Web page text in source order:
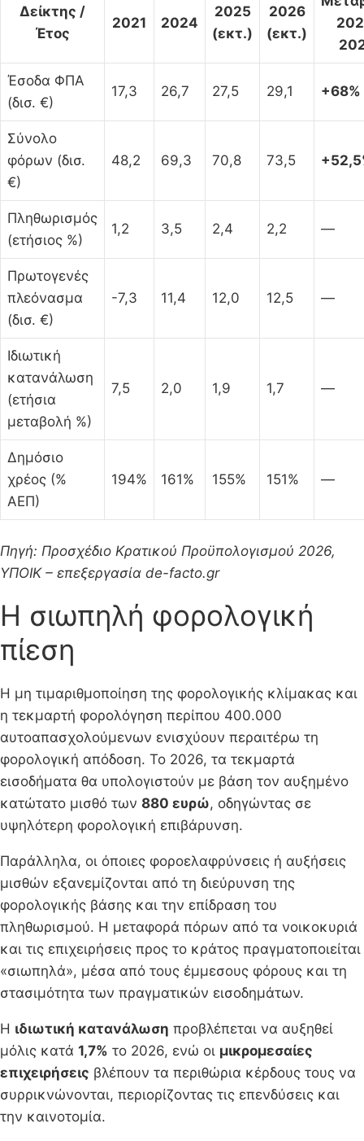
Δείκτης /
Έτος
2021 2024
2025
(εκτ.)
2026
(εκτ.)
Έσοδα ΦΠΑ
(δισ. €)
17,3 26,7 27,5 29,1 +68%
Σύνολο
φόρων (δισ.
€)
48,2 69,3 70,8 73,5
Πληθωρισμός
(ετήσιος %)
1,2 3,5 2,4 2,2 —
Πρωτογενές
πλεόνασμα
(δισ. €)
-7,3 11,4 12,0 12,5 —
Ιδιωτική
κατανάλωση
(ετήσια
μεταβολή %)
7,5 2,0 1,9 1,7 —
Δημόσιο
χρέος (%
ΑΕΠ)
194% 161% 155% 151% —
Πηγή: Προσχέδιο Κρατικού Προϋπολογισμού 2026,
ΥΠΟΙΚ – επεξεργασία de-facto.gr
Η σιωπηλή φορολογική
πίεση
Η μη τιμαριθμοποίηση της φορολογικής κλίμακας και
η τεκμαρτή φορολόγηση περίπου 400.000
αυτοαπασχολούμενων ενισχύουν περαιτέρω τη
φορολογική απόδοση. Το 2026, τα τεκμαρτά
εισοδήματα θα υπολογιστούν με βάση τον αυξημένο
κατώτατο μισθό των 880 ευρώ, οδηγώντας σε
υψηλότερη φορολογική επιβάρυνση.
Παράλληλα, οι όποιες φοροελαφρύνσεις ή αυξήσεις
μισθών εξανεμίζονται από τη διεύρυνση της
φορολογικής βάσης και την επίδραση του
πληθωρισμού. Η μεταφορά πόρων από τα νοικοκυριά
και τις επιχειρήσεις προς το κράτος πραγματοποιείται
«σιωπηλά», μέσα από τους έμμεσους φόρους και τη
στασιμότητα των πραγματικών εισοδημάτων.
Η ιδιωτική κατανάλωση προβλέπεται να αυξηθεί
μόλις κατά 1,7% το 2026, ενώ οι μικρομεσαίες
επιχειρήσεις βλέπουν τα περιθώρια κέρδους τους να
συρρικνώνονται, περιορίζοντας τις επενδύσεις και
την καινοτομία.